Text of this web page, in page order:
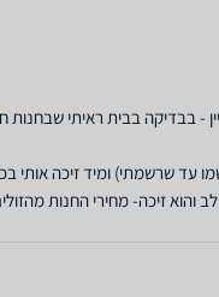
עד שרשמתי) ומיד זיכה אותי
זיכה- מחירי החנות